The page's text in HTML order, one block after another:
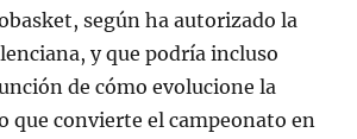
según ha autorizado la
y que podría incluso
de cómo evolucione la
que convierte el campeonato en